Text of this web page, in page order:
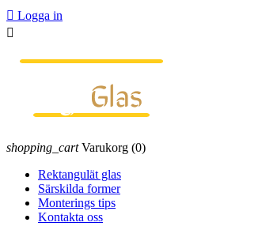
 Logga in

shopping_cart Varukorg (0)
Rektangulät glas
Särskilda former
Monterings tips
Kontakta oss